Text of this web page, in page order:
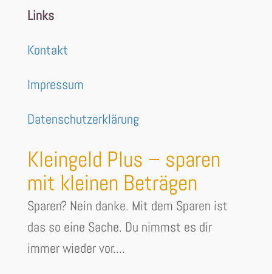
Links
Kontakt
Impressum
Datenschutzerklärung
Kleingeld Plus – sparen
mit kleinen Beträgen
Sparen? Nein danke. Mit dem Sparen ist
das so eine Sache. Du nimmst es dir
immer wieder vor....